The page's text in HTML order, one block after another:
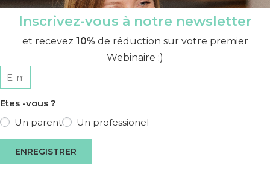
Inscrivez-vous à notre newsletter
et recevez 10% de réduction sur votre premier
Webinaire :)
Etes -vous ?
Un parent
Un professionel
ENREGISTRER